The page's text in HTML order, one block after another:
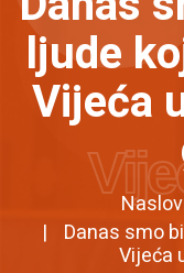
ljude
Vijeća
Danas smo
Vijeća